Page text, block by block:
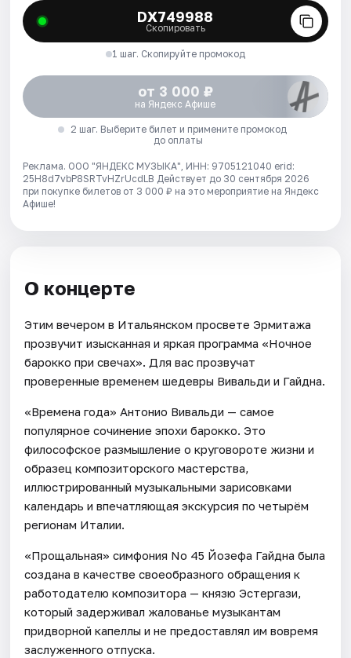
DX749988
Скопировать
1 шаг. Скопируйте промокод
от 3 000 ₽
на Яндекс Афише
2 шаг. Выберите билет и примените промокод
до оплаты
Реклама. ООО "ЯНДЕКС МУЗЫКА", ИНН: 9705121040 erid:
25H8d7vbP8SRTvHZrUcdLB Действует до 30 сентября 2026
при покупке билетов от 3 000 ₽ на это мероприятие на Яндекс
Афише!
О концерте
Этим вечером в Итальянском просвете Эрмитажа
прозвучит изысканная и яркая программа «Ночное
барокко при свечах». Для вас прозвучат
проверенные временем шедевры Вивальди и Гайдна.
«Времена года» Антонио Вивальди — самое
популярное сочинение эпохи барокко. Это
философское размышление о круговороте жизни и
образец композиторского мастерства,
иллюстрированный музыкальными зарисовками
календарь и впечатляющая экскурсия по четырём
регионам Италии.
«Прощальная» симфония No 45 Йозефа Гайдна была
создана в качестве своеобразного обращения к
работодателю композитора — князю Эстергази,
который задерживал жалованье музыкантам
придворной капеллы и не предоставлял им вовремя
заслуженного отпуска.